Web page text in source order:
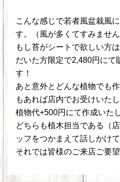
こんな感じで若者風盆栽風
す。（風が多くてすみません
もし苔がシートで欲しい方
だいた方限定で2,480円にて
す！
あと意外とどんな植物でも
もあれば店内でお受けいたし
植物代+500円にて作成いた
どちらも植木担当である（
ッフをつかまえて話しかけて
それでは皆様のご来店ご要